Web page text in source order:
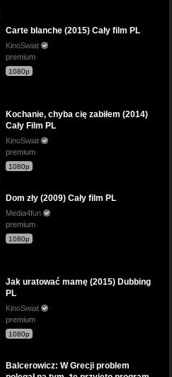
Carte blanche (2015) Cały film PL
KinoSwiat
premium
1080p
Kochanie, chyba cię zabiłem (2014)
Cały Film PL
KinoSwiat
premium
1080p
Dom zły (2009) Cały film PL
Media4fun
premium
1080p
Jak uratować mamę (2015) Dubbing
PL
KinoSwiat
premium
1080p
Balcerowicz: W Grecji problem